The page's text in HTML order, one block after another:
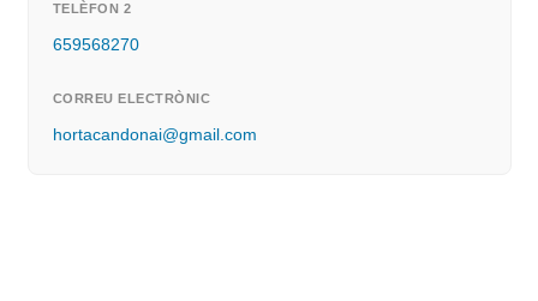
TELÈFON 2
659568270
CORREU ELECTRÒNIC
hortacandonai@gmail.com